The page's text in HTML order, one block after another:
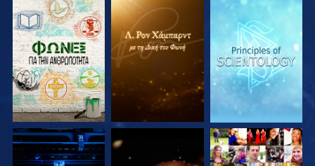
ΕΞΕΡΕΥΝΗΣΤΕ ΤΗ
ΣΕΙΡΑ
ΕΞΕΡΕΥΝΗΣΤΕ ΤΗ
ΣΕΙΡΑ
ΕΞΕΡΕΥΝΗΣΤΕ ΤΗ
ΣΕΙΡΑ